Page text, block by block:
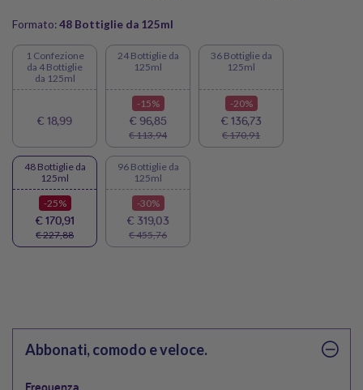
L'immagine del prodotto ha uno scopo puramente
illustrativo, il packaging del prodotto potrebbe variare
Formato:48 Bottiglie da 125ml
1 Confezione
da 4 Bottiglie
da 125ml
€ 18,99
24 Bottiglie da
125ml
-15%
€ 96,85
€ 113,94
36 Bottiglie da
125ml
-20%
€ 136,73
€ 170,91
48 Bottiglie da
125ml
-25%
€ 170,91
€ 227,88
96 Bottiglie da
125ml
-30%
€ 319,03
€ 455,76
Abbonati, comodo e veloce.